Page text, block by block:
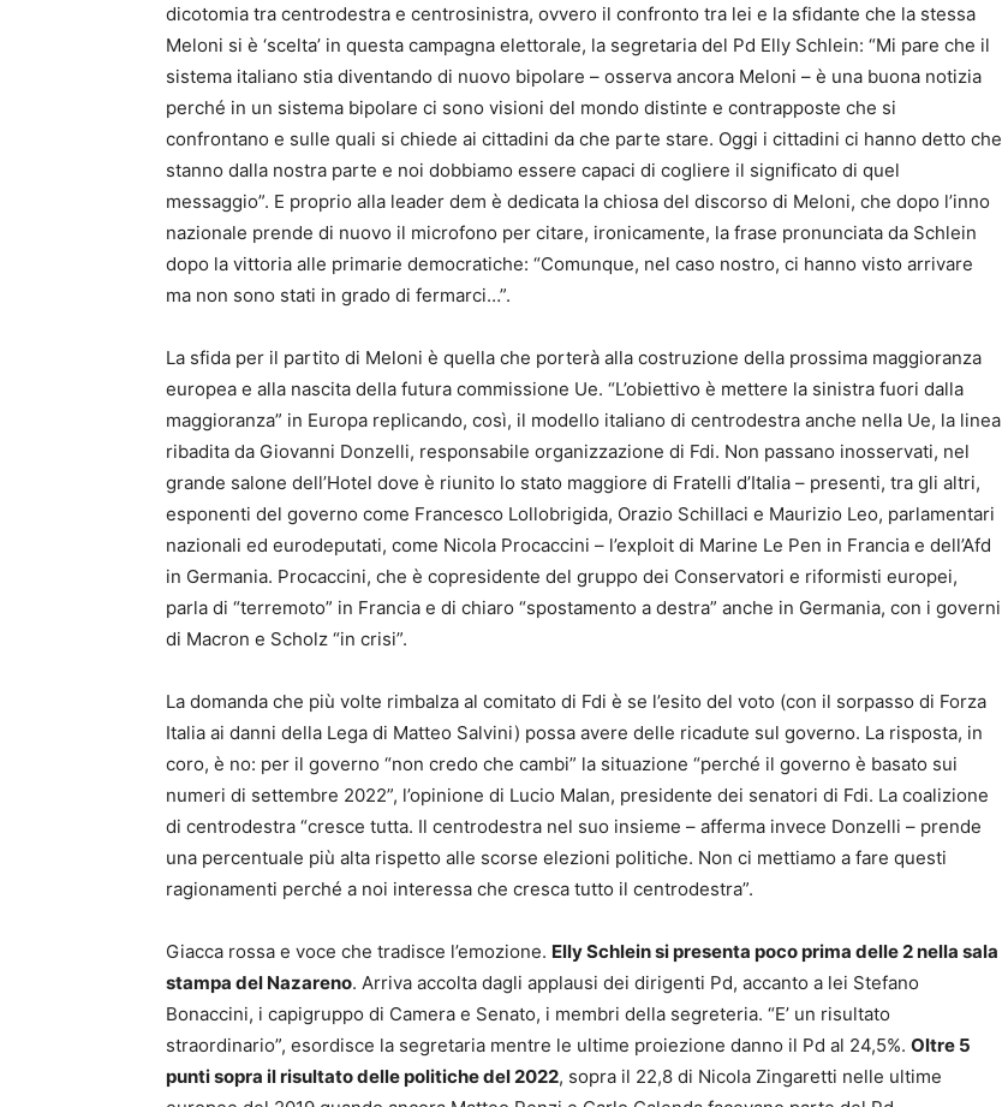
dicotomia tra centrodestra e centrosinistra, ovvero il confronto tra lei e la sfidante che la stessa
Meloni si è ‘scelta’ in questa campagna elettorale, la segretaria del Pd Elly Schlein: “Mi pare che il
sistema italiano stia diventando di nuovo bipolare – osserva ancora Meloni – è una buona notizia
perché in un sistema bipolare ci sono visioni del mondo distinte e contrapposte che si
confrontano e sulle quali si chiede ai cittadini da che parte stare. Oggi i cittadini ci hanno detto che
stanno dalla nostra parte e noi dobbiamo essere capaci di cogliere il significato di quel
messaggio”. E proprio alla leader dem è dedicata la chiosa del discorso di Meloni, che dopo l’inno
nazionale prende di nuovo il microfono per citare, ironicamente, la frase pronunciata da Schlein
dopo la vittoria alle primarie democratiche: “Comunque, nel caso nostro, ci hanno visto arrivare
ma non sono stati in grado di fermarci…”.
La sfida per il partito di Meloni è quella che porterà alla costruzione della prossima maggioranza
europea e alla nascita della futura commissione Ue. “L’obiettivo è mettere la sinistra fuori dalla
maggioranza” in Europa replicando, così, il modello italiano di centrodestra anche nella Ue, la linea
ribadita da Giovanni Donzelli, responsabile organizzazione di Fdi. Non passano inosservati, nel
grande salone dell’Hotel dove è riunito lo stato maggiore di Fratelli d’Italia – presenti, tra gli altri,
esponenti del governo come Francesco Lollobrigida, Orazio Schillaci e Maurizio Leo, parlamentari
nazionali ed eurodeputati, come Nicola Procaccini – l’exploit di Marine Le Pen in Francia e dell’Afd
in Germania. Procaccini, che è copresidente del gruppo dei Conservatori e riformisti europei,
parla di “terremoto” in Francia e di chiaro “spostamento a destra” anche in Germania, con i governi
di Macron e Scholz “in crisi”.
La domanda che più volte rimbalza al comitato di Fdi è se l’esito del voto (con il sorpasso di Forza
Italia ai danni della Lega di Matteo Salvini) possa avere delle ricadute sul governo. La risposta, in
coro, è no: per il governo “non credo che cambi” la situazione “perché il governo è basato sui
numeri di settembre 2022”, l’opinione di Lucio Malan, presidente dei senatori di Fdi. La coalizione
di centrodestra “cresce tutta. Il centrodestra nel suo insieme – afferma invece Donzelli – prende
una percentuale più alta rispetto alle scorse elezioni politiche. Non ci mettiamo a fare questi
ragionamenti perché a noi interessa che cresca tutto il centrodestra”.
Giacca rossa e voce che tradisce l’emozione. Elly Schlein si presenta poco prima delle 2 nella sala
stampa del Nazareno. Arriva accolta dagli applausi dei dirigenti Pd, accanto a lei Stefano
Bonaccini, i capigruppo di Camera e Senato, i membri della segreteria. “E’ un risultato
straordinario”, esordisce la segretaria mentre le ultime proiezione danno il Pd al 24,5%. Oltre 5
punti sopra il risultato delle politiche del 2022, sopra il 22,8 di Nicola Zingaretti nelle ultime